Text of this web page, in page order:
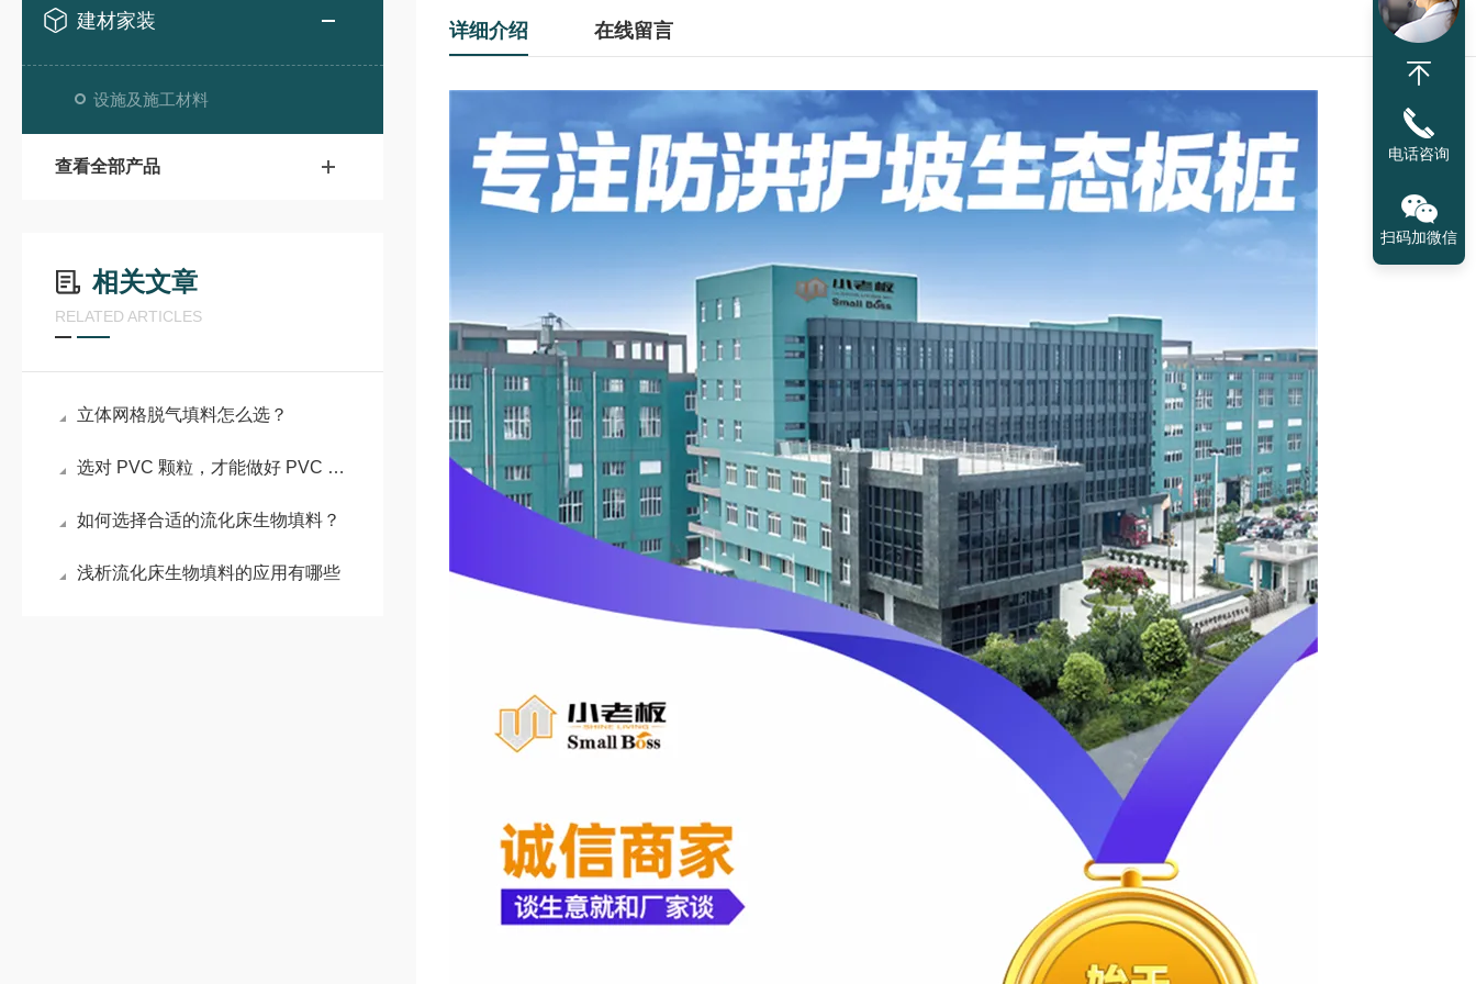
建材家装
设施及施工材料
查看全部产品
相关文章
RELATED ARTICLES
立体网格脱气填料怎么选？
选对 PVC 颗粒，才能做好 PVC 管件！
如何选择合适的流化床生物填料？
浅析流化床生物填料的应用有哪些
详细介绍 在线留言
电话咨询
扫码加微信